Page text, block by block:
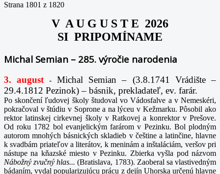
Strana 1801 z 1820
V A U G U S T E 2026
SI PRIPOMÍNAME
Michal Semian – 285. výročie narodenia
3. august -Michal Semian – (3.8.1741 Vrádište –
29.4.1812 Pezinok) – básnik, prekladateľ, ev. farár.
Po skončení ľudovej školy študoval vo Vádosfalve a v Nemeskéri,
pokračoval v štúdiu v Soprone a na lýceu v Kežmarku. Pôsobil ako
rektor latinskej cirkevnej školy v Ratkovej a konrektor v Prešove.
Od roku 1782 bol evanjelickým farárom v Pezinku. Bol plodným
autorom mnohých básnických skladieb v češtine a latinčine, hlavne
k svadbám priateľov a literátov, k meninám a inštaláciám, veršov pri
nástupe na kňazské miesto v Pezinku. Zbierka vyšla pod názvom
Nábožný zvučný hlas...(Bratislava, 1783). Zaoberal sa vlastivedným
bádaním, vydal popularizujúcu prácu z dejín Uhorska určenú hlavne